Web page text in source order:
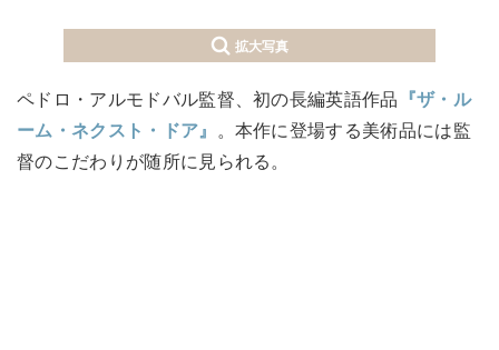
拡大写真
ペドロ・アルモドバル監督、初の長編英語作品
『ザ・ル
ーム・ネクスト・ドア』
。本作に登場する美術品には監
督のこだわりが随所に見られる。